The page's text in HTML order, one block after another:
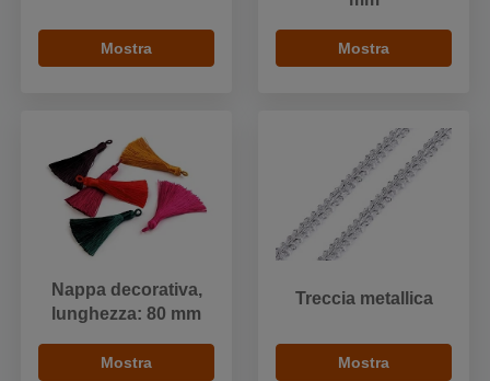
Mostra Mostra
Nappa decorativa,
lunghezza: 80 mm
Mostra
Treccia metallica
Mostra